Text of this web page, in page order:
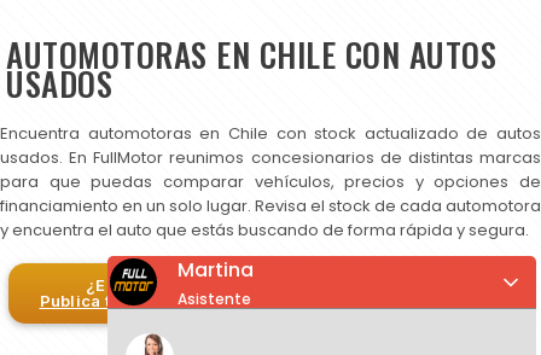
AUTOMOTORAS EN CHILE CON AUTOS
USADOS
Encuentra automotoras en Chile con stock actualizado de autos
usados. En FullMotor reunimos concesionarios de distintas marcas
para que puedas comparar vehículos, precios y opciones de
financiamiento en un solo lugar. Revisa el stock de cada automotora
y encuentra el auto que estás buscando de forma rápida y segura.
¿Eres automotora?
Publica tus autos en FullMotor
Martina
Asistente